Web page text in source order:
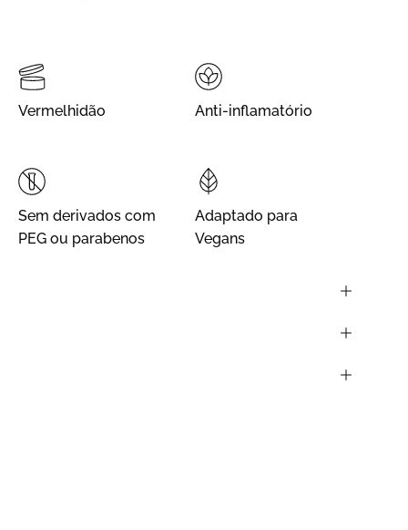
Vermelhidão Anti-inflamatório
Sem derivados com
PEG ou parabenos
Adaptado para
Vegans